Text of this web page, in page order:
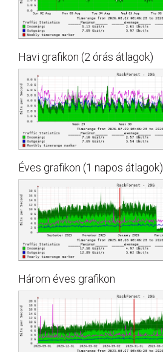
Havi grafikon (2 órás átlagok)
Éves grafikon (1 napos átlagok)
Három éves grafikon